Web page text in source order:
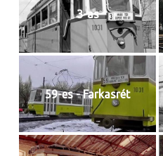
3-as
59-es - Farkasrét